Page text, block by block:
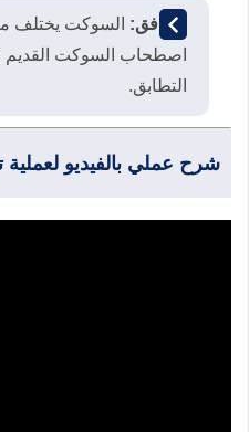
التوافق: السوكت يختلف
اصطحاب السوكت القديم
التطابق.
شرح عملي بالفيديو لعملية